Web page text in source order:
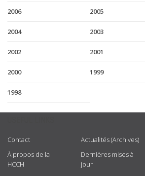
2006 2005
2004 2003
2002 2001
2000 1999
1998
Contact
À propos de la
HCCH
Actualités (Archives)
Dernières mises à
jour